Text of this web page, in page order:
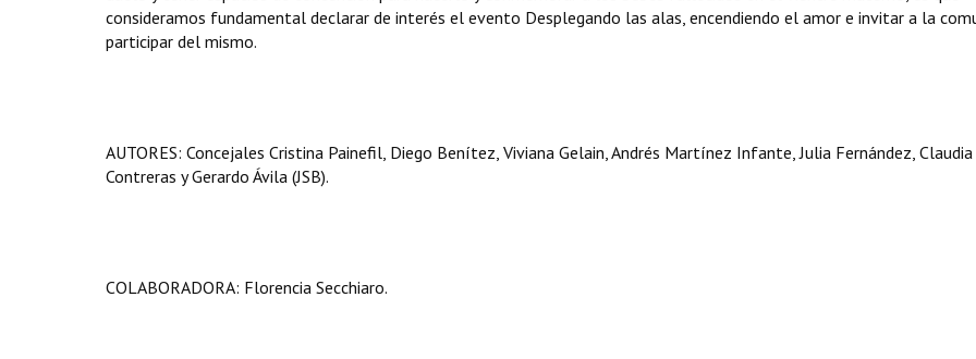
consideramos fundamental declarar de interés el evento Desplegando las alas, encendiendo el amor e invitar a la
participar del mismo.
AUTORES: Concejales Cristina Painefil, Diego Benítez, Viviana Gelain, Andrés Martínez Infante, Julia Fernández, Claudia
Contreras y Gerardo Ávila (JSB).
COLABORADORA: Florencia Secchiaro.